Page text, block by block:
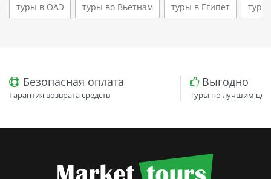
туры в ОАЭ туры во Вьетнам туры в Египет
Безопасная оплата
Гарантия возврата средств
Выгодно
Туры по лучшим